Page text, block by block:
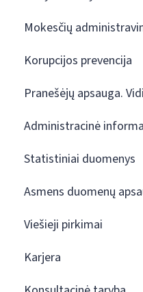
Mokesčių
Korupcijos prevencija
Pranešėjų apsauga.
Administracinė
Statistiniai duomenys
Asmens duomenų
Viešieji pirkimai
Karjera